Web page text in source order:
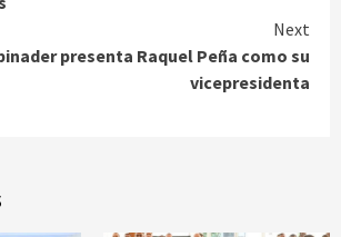
Next
presenta Raquel Peña como su
vicepresidenta